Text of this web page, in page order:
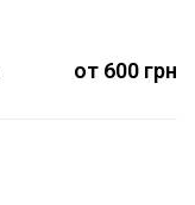
от 600 грн